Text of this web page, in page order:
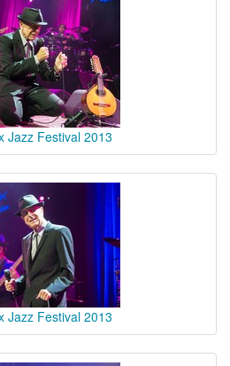
Jazz Festival 2013
Jazz Festival 2013